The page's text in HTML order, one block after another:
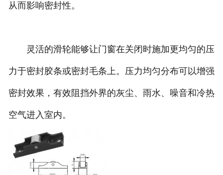
从而影响密封性。
灵活的滑轮能够让门窗在关闭时施加更均匀的压
力于密封胶条或密封毛条上。压力均匀分布可以增强
密封效果，有效阻挡外界的灰尘、雨水、噪音和冷热
空气进入室内。